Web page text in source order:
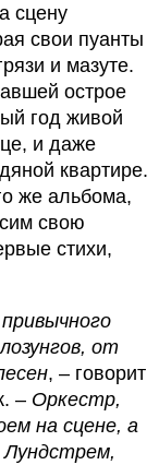
сцену
свои пуанты
и мазуте.
острое
год живой
и даже
квартире.
же альбома,
свою
стихи,
от
, – говорит
– Оркестр,
на сцене, а